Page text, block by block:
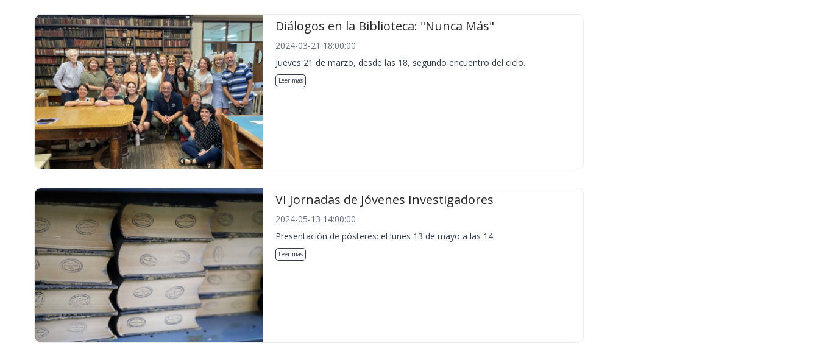
Diálogos en la Biblioteca: "Nunca Más"
2024-03-21 18:00:00
Jueves 21 de marzo, desde las 18, segundo encuentro del ciclo.
Leer más
VI Jornadas de Jóvenes Investigadores
2024-05-13 14:00:00
Presentación de pósteres: el lunes 13 de mayo a las 14.
Leer más